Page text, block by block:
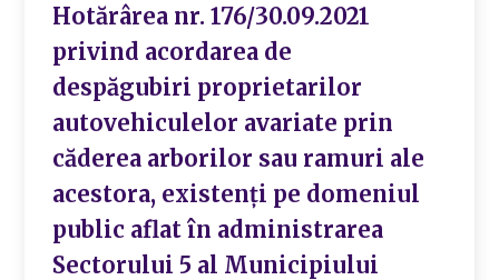
Hotărârea nr. 176/30.09.2021
privind acordarea de
despăgubiri proprietarilor
autovehiculelor avariate prin
căderea arborilor sau ramuri ale
acestora, existenți pe domeniul
public aflat în administrarea
Sectorului 5 al Municipiului